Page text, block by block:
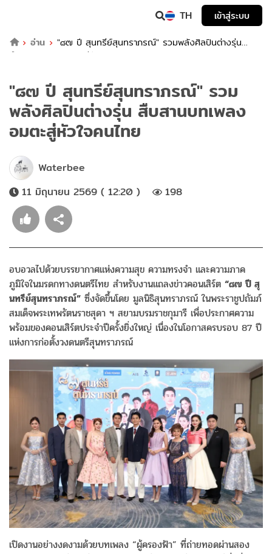
TH
เข้าสู่ระบบ
อ่าน
"๘๗ ปี สุนทรีย์สุนทราภรณ์" รวมพลังศิลปินต่างรุ่น
สืบสานบทเพลงอมตะสู่หัวใจคนไทย
"๘๗ ปี สุนทรีย์สุนทราภรณ์" รวม
พลังศิลปินต่างรุ่น สืบสานบทเพลง
อมตะสู่หัวใจคนไทย
Waterbee
11 มิถุนายน 2569 ( 12:20 )
198
อบอวลไปด้วยบรรยากาศแห่งความสุข ความทรงจำ และความภาค
ภูมิใจในมรดกทางดนตรีไทย สำหรับงานแถลงข่าวคอนเสิร์ต “๘๗ ปี สุ
นทรีย์สุนทราภรณ์” ซึ่งจัดขึ้นโดย มูลนิธิสุนทราภรณ์ ในพระราชูปถัมภ์
สมเด็จพระเทพรัตนราชสุดา ฯ สยามบรมราชกุมารี เพื่อประกาศความ
พร้อมของคอนเสิร์ตประจำปีครั้งยิ่งใหญ่ เนื่องในโอกาสครบรอบ 87 ปี
แห่งการก่อตั้งวงดนตรีสุนทราภรณ์
เปิดงานอย่างงดงามด้วยบทเพลง “ผู้ครองฟ้า” ที่ถ่ายทอดผ่านสอง